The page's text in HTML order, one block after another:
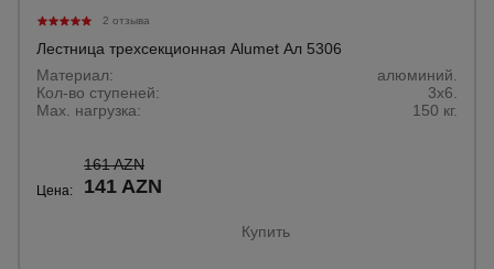
2 отзыва
Лестница трехсекционная Alumet Ал 5306
Материал:
алюминий.
Кол-во ступеней:
3х6.
Max. нагрузка:
150 кг.
Цена:
161 AZN
141 AZN
Купить